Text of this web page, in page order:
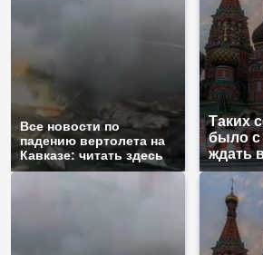
Все новости по
падению вертолета на
Кавказе: читать здесь
Таких
было с
ждать